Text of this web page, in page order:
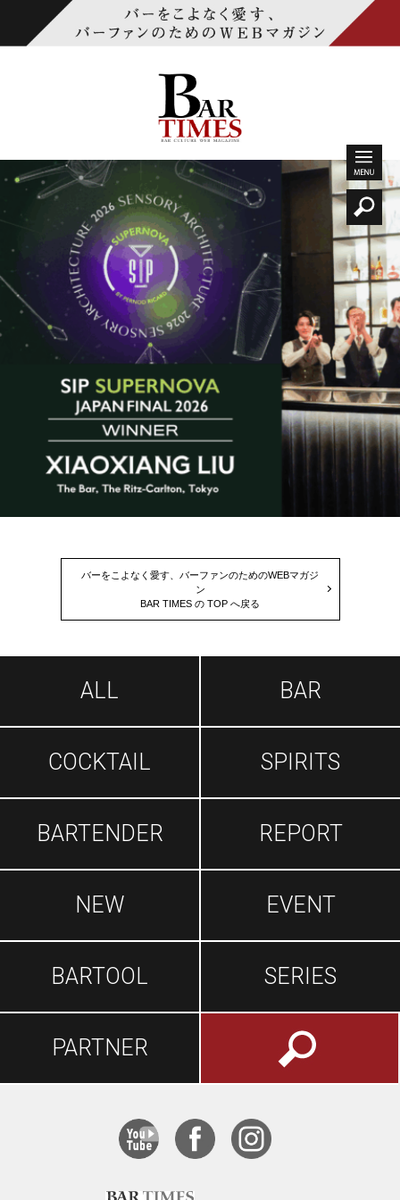
バーをこよなく愛す、バーファンのためのWEBマガジ
ン
BAR TIMES の TOP へ戻る
ALL BAR
COCKTAIL SPIRITS
BARTENDER REPORT
NEW EVENT
BARTOOL SERIES
PARTNER